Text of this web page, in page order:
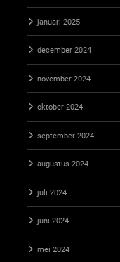
januari 2025
december 2024
november 2024
oktober 2024
september 2024
augustus 2024
juli 2024
juni 2024
mei 2024